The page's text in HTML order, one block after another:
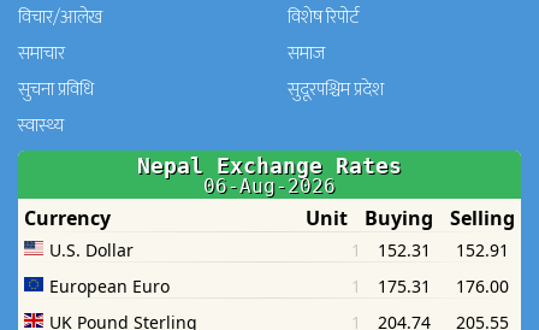
विचार/आलेख
विशेष रिपोर्ट
समाचार
समाज
सुचना प्रविधि
सुदूरपश्चिम प्रदेश
स्वास्थ्य